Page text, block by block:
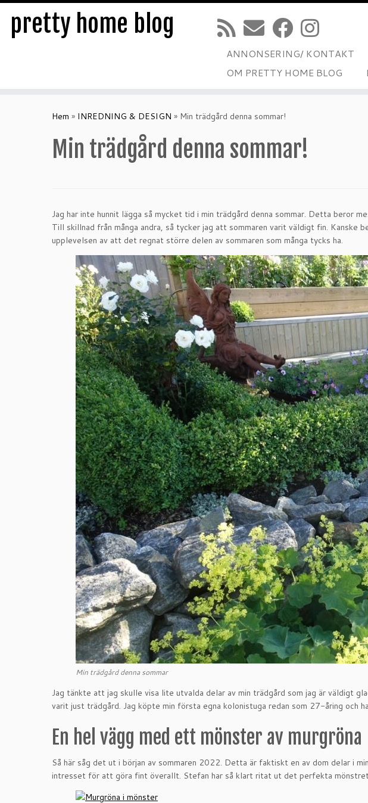
pretty home blog
ANNONSERING/ KONTAKT
OM PRETTY HOME BLOG
Hem » INREDNING & DESIGN » Min trädgård denna sommar!
Min trädgård denna sommar!
Jag har inte hunnit lägga så mycket tid i min trädgård denna sommar. Detta beror
Till skillnad från många andra, så tycker jag att sommaren varit väldigt fin.
upplevelsen av att det regnat större delen av sommaren som många tycks ha.
Min trädgård denna sommar
Jag tänkte att jag skulle visa lite utvalda delar av min trädgård som jag är väldigt
varit just trädgård. Jag köpte min första egna kolonistuga redan som 27-åring och
En hel vägg med ett mönster av murgröna
Så här såg det ut i början av sommaren 2022. Detta är faktiskt en av dom delar i
intresset för att göra fint överallt. Stefan har så klart ritat ut det perfekta